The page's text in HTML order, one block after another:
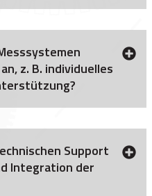
z. B. individuelles
Support
Integration der